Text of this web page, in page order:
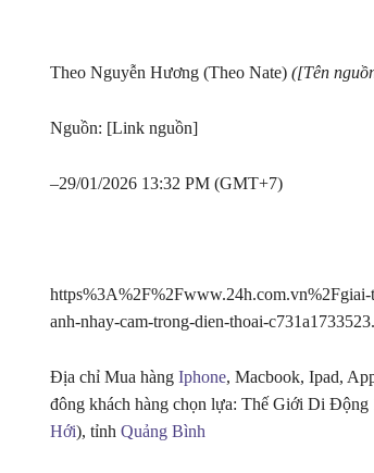
Theo Nguyễn Hương (Theo Nate) ([Tên
Nguồn: [Link nguồn]
–29/01/2026 13:32 PM (GMT+7)
anh-nhay-cam-trong-dien-thoai-
Địa chỉ Mua hàng Iphone, Macbook, Ipad,
đông khách hàng chọn lựa: Thế Giới Di
Hới), tỉnh Quảng Bình